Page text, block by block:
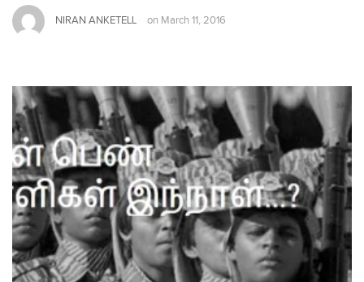
NIRAN ANKETELL on March 11, 2016